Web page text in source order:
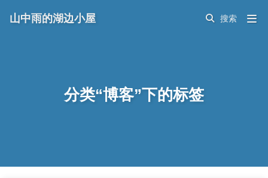
分类“博客”下的标签
山中雨的湖边小屋